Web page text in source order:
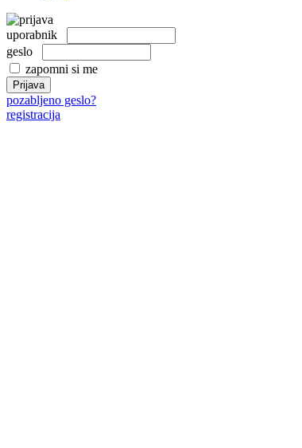
uporabnik
geslo
zapomni si me
pozabljeno geslo?
registracija